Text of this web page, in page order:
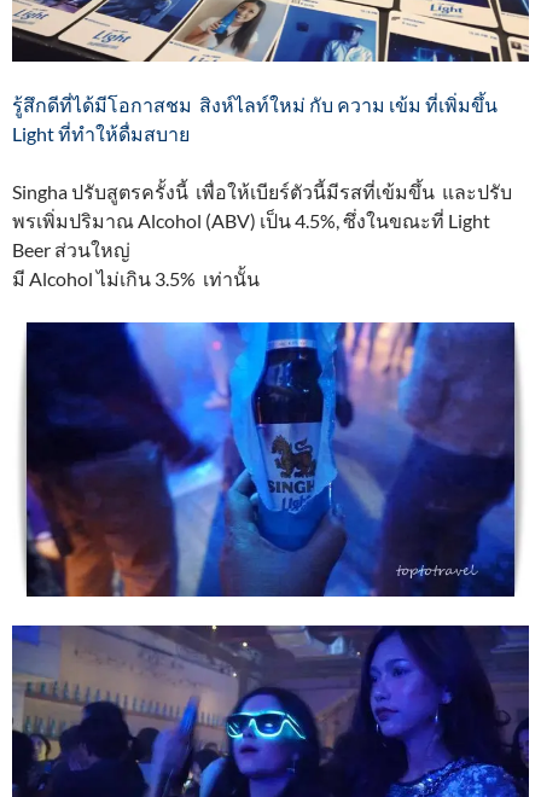
รู้สึกดีที่ได้มีโอกาสชม สิงห์ไลท์ใหม่ กับ ความ เข้ม ที่เพิ่มขึ้น
Light ที่ทำให้ดื่มสบาย
Singha ปรับสูตรครั้งนี้ เพื่อให้เบียร์ตัวนี้มีรสที่เข้มขึ้น และปรับ
พรเพิ่มปริมาณ Alcohol (ABV) เป็น 4.5%, ซึ่งในขณะที่ Light
Beer ส่วนใหญ่
มี Alcohol ไม่เกิน 3.5% เท่านั้น